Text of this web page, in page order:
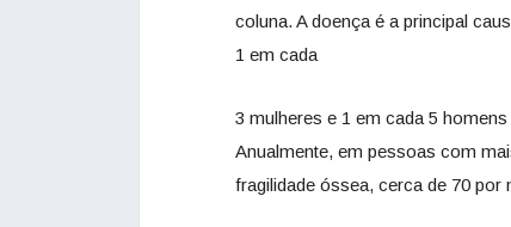
coluna. A doença é a principal
1 em cada
3 mulheres e 1 em cada 5
Anualmente, em pessoas com
fragilidade óssea, cerca de 70